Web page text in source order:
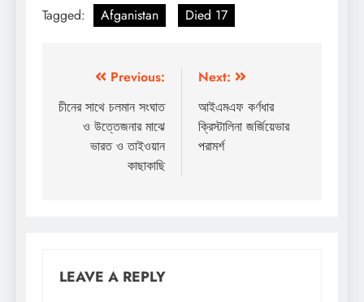
Tagged: Afganistan Died 17
navigation
Previous:
চীনের সাথে চলমান সংঘাত
ও উত্তেজনার মাঝে
ভারত ও তাইওয়ান
কাছাকাছি
Next:
আইএমএফ কর্ণধার
ক্রিস্টালিনা জর্জিয়েভার
পরামর্শ
LEAVE A REPLY